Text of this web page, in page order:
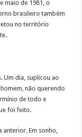
maio de 1981, o
brasileiro também
no território
Um dia, suplicou ao
não querendo
de todo e
foi feito.
anterior. Em sonho,